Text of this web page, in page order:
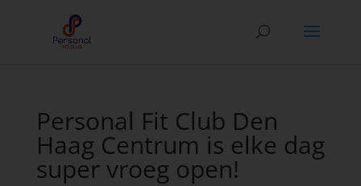
Personal Fit Club Den
Haag Centrum is elke dag
super vroeg open!